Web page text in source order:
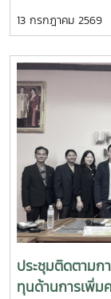
ปราบปรามยาเส
ความคืบหน้าการ
ควายเพื่อประโยช
ยศ สัมฤทธิ์สกุล ร
แทนมหาวิทยาลัยก
มือระหว่างสำนัก
โครงการแผนง
เห็ดขี้ควายในปร
ระบบควบคุมของ
กำหนดพื้นที่ทดลอ
พืชเห็ดขี้ควายเพื่
ประชุม 2 ชั้น 2 อ
แม่โจ้
13 กรกฎาคม
ประชุมติดตามก
ทุนด้านการเพิ่ม